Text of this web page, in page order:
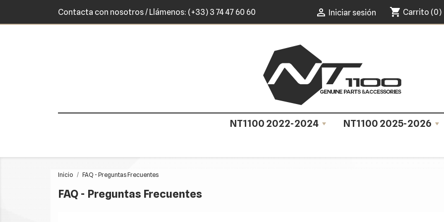
Contacta con nosotros/ Llámenos: (+33) 3 74 47 60 60  Iniciar sesión shopping_cart Carrito (0)
NT1100 2022-2024 NT1100 2025-2026
Inicio FAQ - Preguntas Frecuentes
FAQ - Preguntas Frecuentes